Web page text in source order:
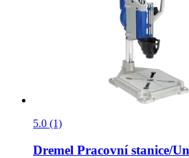
5.0 (1)
Dremel Pracovní stanice/